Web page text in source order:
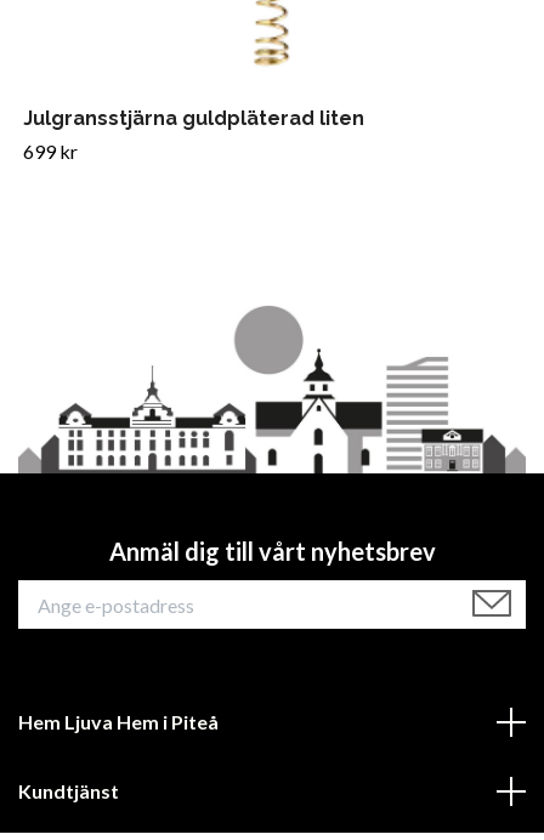
Julgransstjärna guldpläterad liten
699 kr
Anmäl dig till vårt nyhetsbrev
Hem Ljuva Hem i Piteå
Kundtjänst